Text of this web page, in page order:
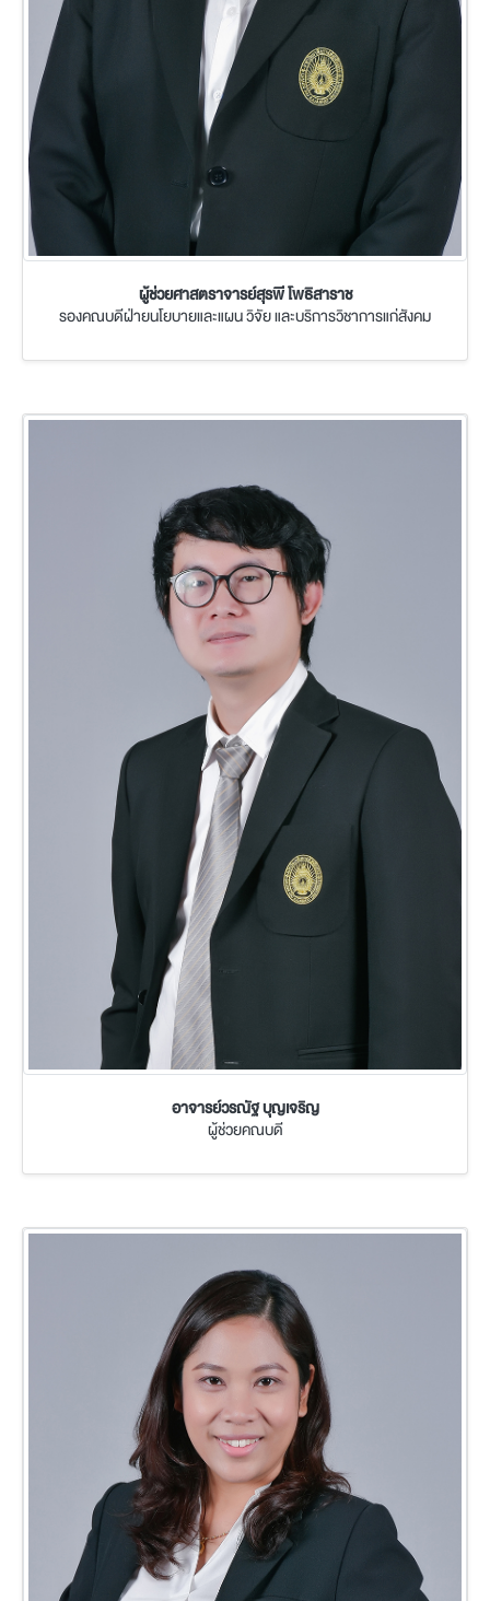
ผู้ช่วยศาสตราจารย์สุรพี โพธิสาราช
รองคณบดีฝ่ายนโยบายและแผน วิจัย และบริการวิชาการแก่สังคม
อาจารย์วรณัฐ บุญเจริญ
ผู้ช่วยคณบดี